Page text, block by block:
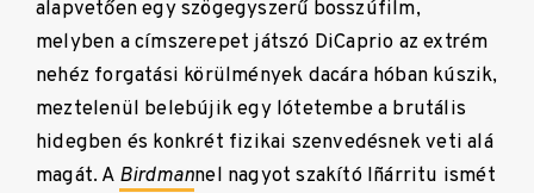
alapvetően egy szögegyszerű bosszúfilm,
melyben a címszerepet játszó DiCaprio az extrém
nehéz forgatási körülmények dacára hóban kúszik,
meztelenül belebújik egy lótetembe a brutális
hidegben és konkrét fizikai szenvedésnek veti alá
magát. A Birdmannel nagyot szakító Iñárritu ismét